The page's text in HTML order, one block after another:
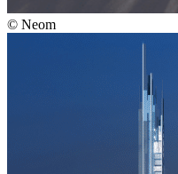
© Neom